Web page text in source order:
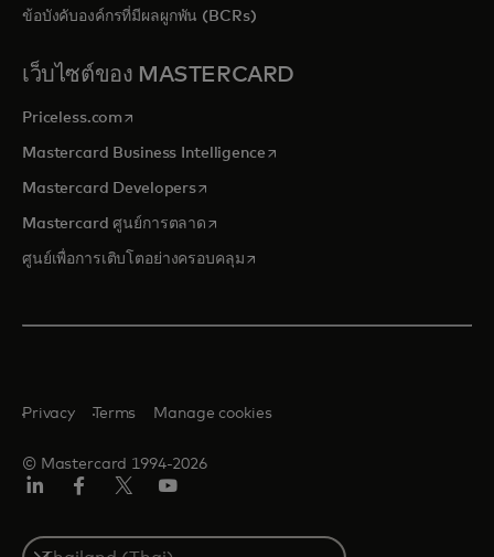
ข้อบังคับองค์กรที่มีผลผูกพัน (BCRs)
เว็บไซต์ของ MASTERCARD
Priceless.com opens in a new tab
Mastercard Business Intelligenceopens in a new tab
Mastercard Developersopens in a new tab
Mastercard ศูนย์การตลาด opens in a new tab
ศูนย์เพื่อการเติบโตอย่างครอบคลุมopens in a new tab
© Mastercard 1994-2026
Privacy Terms Manage cookies
Select
เตอร์/
เอ็กซ์